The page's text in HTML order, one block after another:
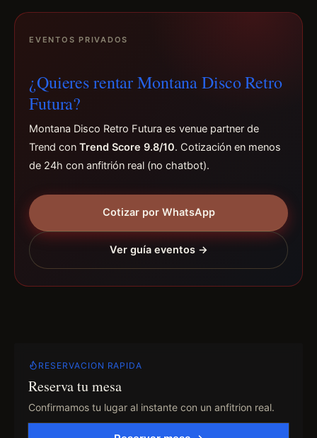
EVENTOS PRIVADOS
¿Quieres rentar Montana Disco Retro
Futura?
Montana Disco Retro Futura es venue partner de
Trend con Trend Score 9.8/10. Cotización en menos
de 24h con anfitrión real (no chatbot).
Cotizar por WhatsApp
Ver guía eventos →
RESERVACION RAPIDA
Reserva tu mesa
Confirmamos tu lugar al instante con un anfitrion real.